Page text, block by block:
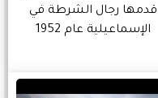
قدمها رجال الشرطة في
الإسماعيلية عام 1952